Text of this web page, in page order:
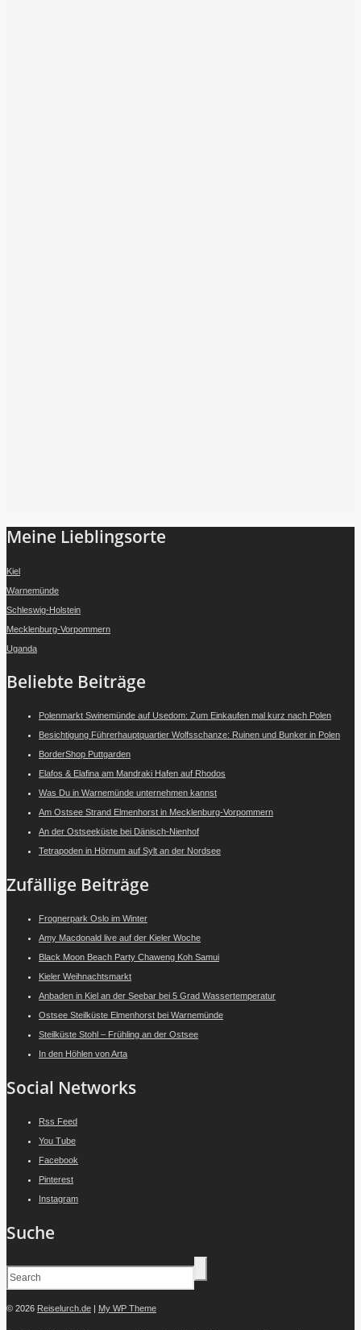
Meine Lieblingsorte
Kiel
Warnemünde
Schleswig-Holstein
Mecklenburg-Vorpommern
Uganda
Beliebte Beiträge
Polenmarkt Swinemünde auf Usedom: Zum Einkaufen mal kurz nach Polen
Besichtigung Führerhauptquartier Wolfsschanze: Ruinen und Bunker in Polen
BorderShop Puttgarden
Elafos & Elafina am Mandraki Hafen auf Rhodos
Was Du in Warnemünde unternehmen kannst
Am Ostsee Strand Elmenhorst in Mecklenburg-Vorpommern
An der Ostseeküste bei Dänisch-Nienhof
Tetrapoden in Hörnum auf Sylt an der Nordsee
Zufällige Beiträge
Frognerpark Oslo im Winter
Amy Macdonald live auf der Kieler Woche
Black Moon Beach Party Chaweng Koh Samui
Kieler Weihnachtsmarkt
Anbaden in Kiel an der Seebar bei 5 Grad Wassertemperatur
Ostsee Steilküste Elmenhorst bei Warnemünde
Steilküste Stohl – Frühling an der Ostsee
In den Höhlen von Arta
Social Networks
Rss Feed
You Tube
Facebook
Pinterest
Instagram
Suche
© 2026 Reiselurch.de | My WP Theme